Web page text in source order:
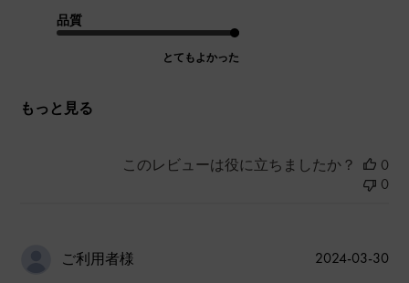
品質
とてもよかった
もっと見る
このレビューは役に立ちましたか？
0
0
ご利用者様
公
2024-03-30